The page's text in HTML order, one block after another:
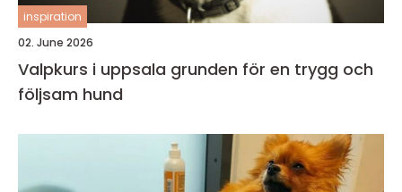
inspiration
02. June 2026
Valpkurs i uppsala grunden för en trygg och
följsam hund